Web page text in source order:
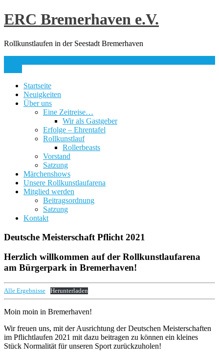
Skip
to
ERC Bremerhaven e.V.
Rollkunstlaufen in der Seestadt Bremerhaven
Startseite
Neuigkeiten
Über uns
Eine Zeitreise…
Wir als Gastgeber
Erfolge – Ehrentafel
Rollkunstlauf
Rollerbeasts
Vorstand
Satzung
Märchenshows
Unsere Rollkunstlaufarena
Mitglied werden
Beitragsordnung
Satzung
Kontakt
Deutsche Meisterschaft Pflicht 2021
Herzlich willkommen auf der Rollkunstlaufarena
am Bürgerpark in Bremerhaven!
Alle Ergebnisse Herunterladen
Moin moin in Bremerhaven!
Wir freuen uns, mit der Ausrichtung der Deutschen Meisterschaften
im Pflichtlaufen 2021 mit dazu beitragen zu können ein kleines
Stück Normalität für unseren Sport zurückzuholen!